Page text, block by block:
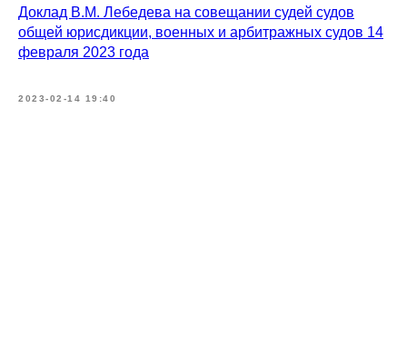
Доклад В.М. Лебедева на совещании судей судов
общей юрисдикции, военных и арбитражных судов 14
февраля 2023 года
2023-02-14 19:40